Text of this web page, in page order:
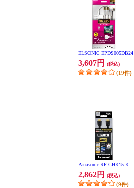
ELSONIC EPDS005DB24
3,607円 (税込)
(19件)
Panasonic RP-CHK15-K
2,862円 (税込)
(9件)